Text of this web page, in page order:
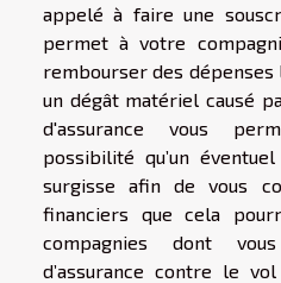
appelé à faire une
permet à votre
rembourser des dépenses
un dégât matériel causé
d'assurance vous
possibilité qu’un
surgisse afin de vous
financiers que cela
compagnies dont
d’assurance contre le